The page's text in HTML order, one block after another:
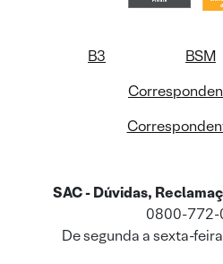
B3 BSM
SAC - Dúvidas,
0800-772-
De segunda a sexta-